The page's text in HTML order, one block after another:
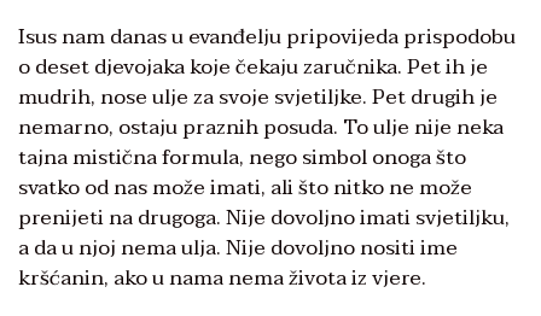
Isus nam danas u evanđelju pripovijeda prispodobu
o deset djevojaka koje čekaju zaručnika. Pet ih je
mudrih, nose ulje za svoje svjetiljke. Pet drugih je
nemarno, ostaju praznih posuda. To ulje nije neka
tajna mistična formula, nego simbol onoga što
svatko od nas može imati, ali što nitko ne može
prenijeti na drugoga. Nije dovoljno imati svjetiljku,
a da u njoj nema ulja. Nije dovoljno nositi ime
kršćanin, ako u nama nema života iz vjere.